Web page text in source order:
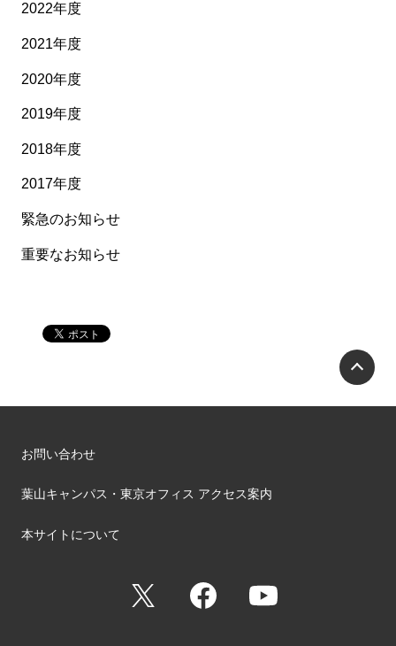
2022年度
2021年度
2020年度
2019年度
2018年度
2017年度
緊急のお知らせ
重要なお知らせ
お問い合わせ
葉山キャンパス・東京オフィス アクセス案内
本サイトについて
Facebook